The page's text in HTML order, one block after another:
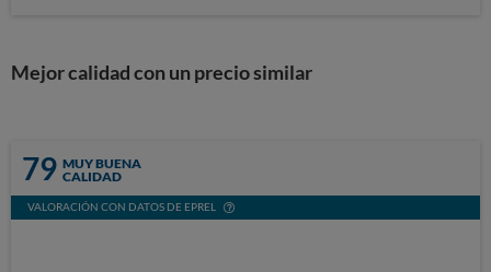
Mejor calidad con un precio similar
79 MUY BUENA
CALIDAD
VALORACIÓN CON DATOS DE EPREL